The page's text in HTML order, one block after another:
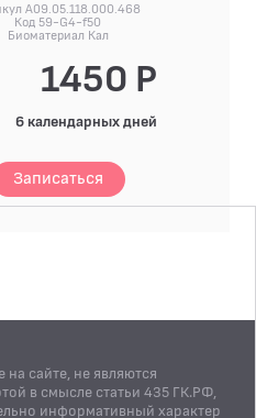
A09.05.118.000.468
Код 59-G4-f50
Биоматериал Кал
1450 Р
6 календарных дней
Записаться
сайте, не являются
в смысле статьи 435 ГК.РФ,
информативный характер